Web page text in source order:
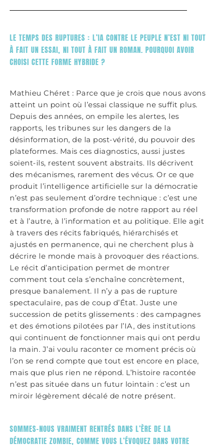
LE TEMPS DES RUPTURES : L’IA CONTRE LE PEUPLE N’EST NI TOUT
À FAIT UN ESSAI, NI TOUT À FAIT UN ROMAN. POURQUOI AVOIR
CHOISI CETTE FORME HYBRIDE ?
Mathieu Chéret : Parce que je crois que nous avons
atteint un point où l’essai classique ne suffit plus.
Depuis des années, on empile les alertes, les
rapports, les tribunes sur les dangers de la
désinformation, de la post-vérité, du pouvoir des
plateformes. Mais ces diagnostics, aussi justes
soient-ils, restent souvent abstraits. Ils décrivent
des mécanismes, rarement des vécus. Or ce que
produit l’intelligence artificielle sur la démocratie
n’est pas seulement d’ordre technique : c’est une
transformation profonde de notre rapport au réel
et à l’autre, à l’information et au politique. Elle agit
à travers des récits fabriqués, hiérarchisés et
ajustés en permanence, qui ne cherchent plus à
décrire le monde mais à provoquer des réactions.
Le récit d’anticipation permet de montrer
comment tout cela s’enchaîne concrètement,
presque banalement. Il n’y a pas de rupture
spectaculaire, pas de coup d’État. Juste une
succession de petits glissements : des campagnes
et des émotions pilotées par l’IA, des institutions
qui continuent de fonctionner mais qui ont perdu
la main. J’ai voulu raconter ce moment précis où
l’on se rend compte que tout est encore en place,
mais que plus rien ne répond. L’histoire racontée
n’est pas située dans un futur lointain : c’est un
miroir légèrement décalé de notre présent.
SOMMES-NOUS VRAIMENT RENTRÉS DANS L’ÈRE DE LA
DÉMOCRATIE ZOMBIE, COMME VOUS L’ÉVOQUEZ DANS VOTRE